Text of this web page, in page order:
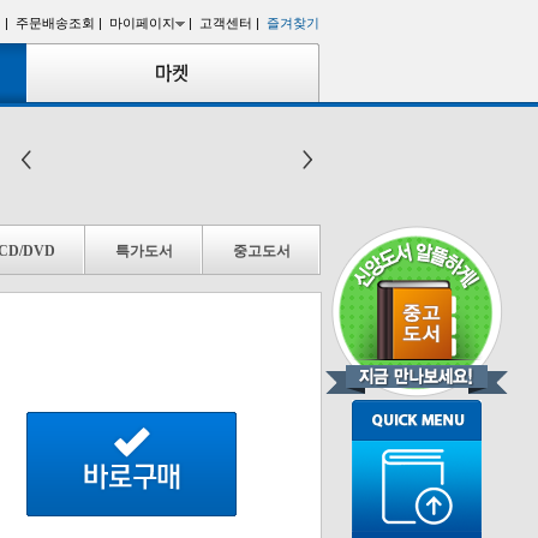
| 주문배송조회 | 마이페이지 | 고객센터 | 즐겨찾기
DVD 특가도서 중고도서